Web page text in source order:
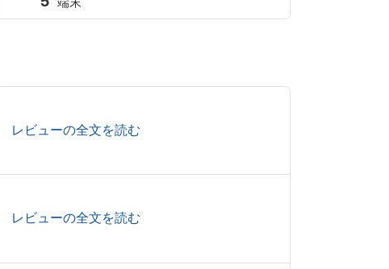
レビューの全文を読む
レビューの全文を読む